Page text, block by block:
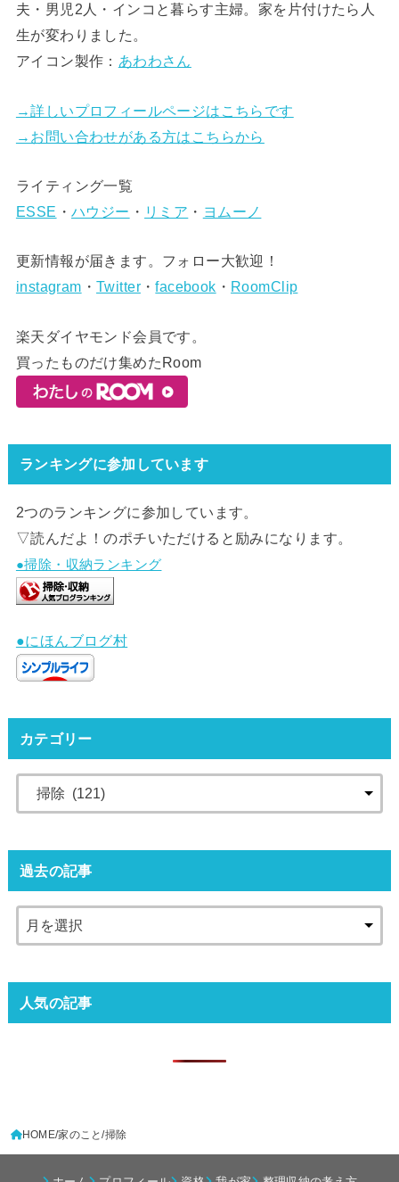
夫・男児2人・インコと暮らす主婦。家を片付けたら人
生が変わりました。
アイコン製作： あわわさん
→詳しいプロフィールページはこちらです
→お問い合わせがある方はこちらから
ライティング一覧
ESSE ・ ハウジー ・ リミア ・ ヨムーノ
更新情報が届きます。フォロー大歓迎！
instagram ・Twitter・facebook ・ RoomClip
楽天ダイヤモンド会員です。
買ったものだけ集めたRoom
ランキングに参加しています
2つのランキングに参加しています。
▽読んだよ！のポチいただけると励みになります。
●掃除・収納ランキング
●にほんブログ村
カテゴリー
過去の記事
人気の記事
HOME 家のこと 掃除